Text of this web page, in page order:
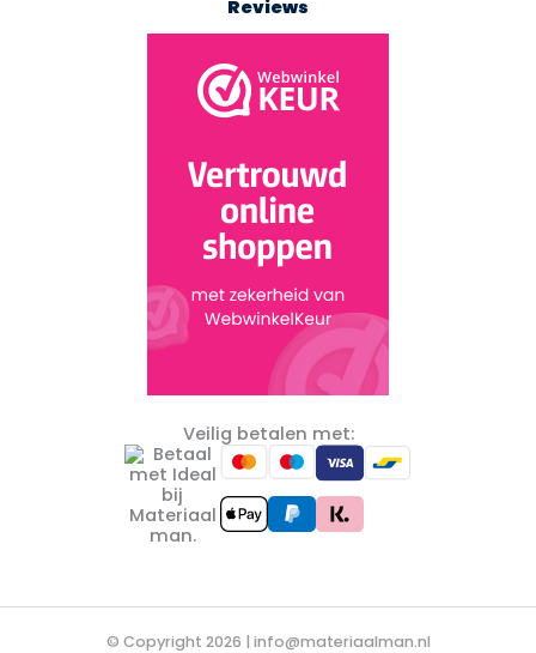
Reviews
Veilig betalen met:
© Copyright 2026 | info@materiaalman.nl